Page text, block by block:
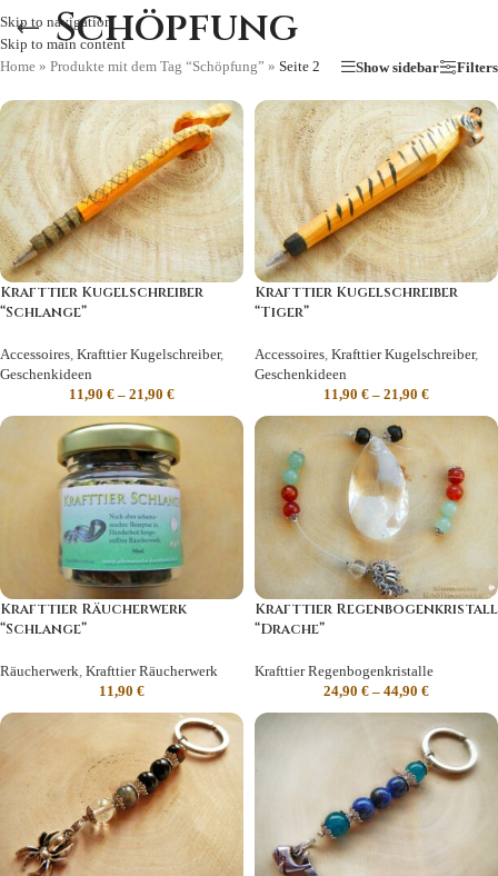
Skip to navigation
Skip to main content
Schöpfung
Home » Produkte mit dem Tag “Schöpfung” » Seite 2 Show sidebar Filters
Krafttier Kugelschreiber
“Schlange”
Accessoires, Krafttier Kugelschreiber,
Geschenkideen
11,90 € – 21,90 €
Krafttier Kugelschreiber
“Tiger”
Accessoires, Krafttier Kugelschreiber,
Geschenkideen
11,90 € – 21,90 €
Krafttier Räucherwerk
“Schlange”
Räucherwerk Krafttier Räucherwerk
11,90 €
Krafttier Regenbogenkristall
“Drache”
Krafttier Regenbogenkristalle
24,90 € – 44,90 €